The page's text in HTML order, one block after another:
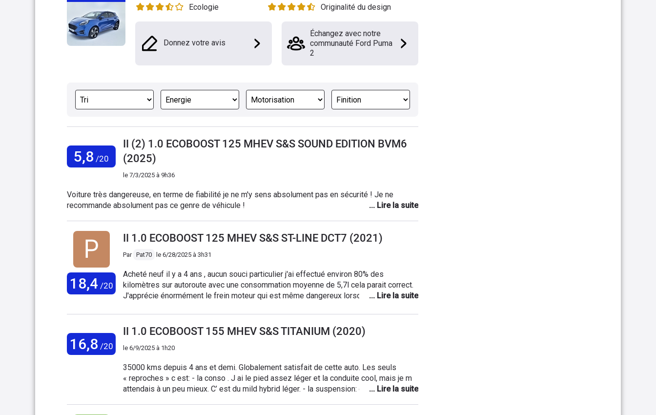
Ecologie
Originalité du design
Donnez votre avis
Échangez avec notre
communauté Ford Puma
2
5,8 /20
II (2) 1.0 ECOBOOST 125 MHEV S&S SOUND EDITION BVM6
(2025)
le 7/3/2025 à 9h36
Voiture très dangereuse, en terme de fiabilité je ne m'y sens absolument pas en sécurité ! Je ne
recommande absolument pas ce genre de véhicule !
18,4 /20
II 1.0 ECOBOOST 125 MHEV S&S ST-LINE DCT7 (2021)
Par Pat70 le 6/28/2025 à 3h31
Acheté neuf il y a 4 ans , aucun souci particulier j'ai effectué environ 80% des
kilomètres sur autoroute avec une consommation moyenne de 5,7l cela parait correct.
J'apprécie énormément le frein moteur qui est même dangereux lorsque l'on est suivi
était trop faible après changement par moi-même par un modèle Japonais plus adapté
au stop et start plus de souci. Ce que n'apprécie pas ce sont les bruits d'air qui n'ont
été bien traités au développement du véhicule .La boîte DCT7 est très agréable et le
moteur répond bien sans vibrations .Le coffre est parfait.
16,8 /20
II 1.0 ECOBOOST 155 MHEV S&S TITANIUM (2020)
le 6/9/2025 à 1h20
35000 kms depuis 4 ans et demi. Globalement satisfait de cette auto. Les seuls
« reproches » c est: - la conso . J ai le pied assez léger et la conduite cool, mais je m
attendais à un peu mieux. C’ est du mild hybrid léger. - la suspension: c est un poil